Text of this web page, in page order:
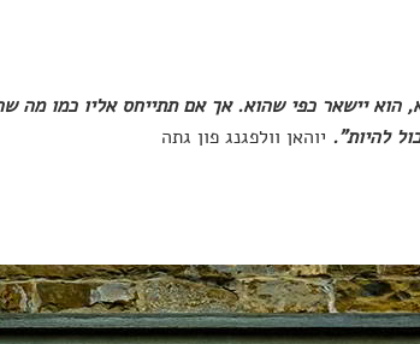
יישאר כפי שהוא. אך אם תתייחס אליו כמו מה
להיות". יוהאן וולפגנג פון גתה